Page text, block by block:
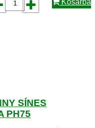
Kosárba
SÍNES
PH75